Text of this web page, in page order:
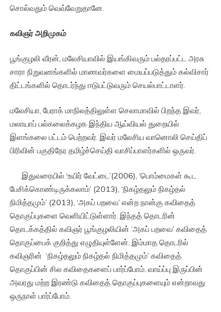
சொல்வதும் வெவ்வேறுதானே.
கவிஞர் அறிமுகம்
பூங்குழலி வீரன், மலேசியாவில் இயங்கிவரும் பல்தரப்பட்ட அரசு
சாரா நிறுவனங்களில் மாணவர்களை மையப்படுத்தும் கல்விசார்
திட்டங்களில் தொடர்ந்து ஈடுபட்டுவரும் செயல்பாட்டாளர்.
மலேசியா, பேராக் மாநிலத்திலுள்ள செலாமாவில் பிறந்த இவர்,
மலாயாப் பல்கலைக்கழக இந்திய ஆய்வியல் துறையில்
இளங்கலை பட்டம் பெற்றவர். இவர் மலேசிய வானொலி செய்திப்
பிரிவின் பகுதிநேர தமிழ்ச்செய்தி வாசிப்பாளர்களில் ஒருவர்.
இதுவரையில் ‘உயிர் வேட்டை’(2006), ‘பொம்மைகள் கூட
பேசிக்கொண்டிருக்கலாம்’ (2013), ‘நிகழ்தலும் நிகழ்தல்
நிமித்தமும்’ (2013), ‘அகப் பறவை’ என்ற நான்கு கவிதைத்
தொகுப்புகளை வெளியிட்டுள்ளார். இந்தத் தொடரின்
தொடக்கத்தில் கவிஞர் பூங்குழலியின் ‘அகப் பறவை’ கவிதைத்
தொகுப்பைக் குறித்து எழுதியுள்ளேன். இம்மாத தொடரில்
கவிஞரின் ‘நிகழ்தலும் நிகழ்தல் நிமித்தமும்’ கவிதைத்
தொகுப்பின் சில கவிதைகளைப் பார்ப்போம். வாய்ப்பு இருப்பின்
அவரது மற்ற இரண்டு கவிதைத் தொகுப்புகளையும் என்றாவது
ஒருநாள் பார்ப்போம்.